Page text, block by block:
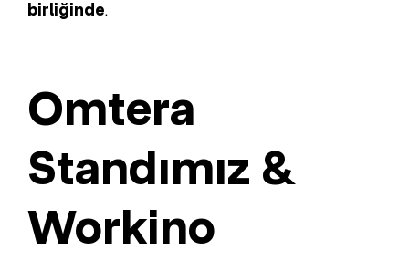
birliğinde.
Omtera
Standımız &
Workino